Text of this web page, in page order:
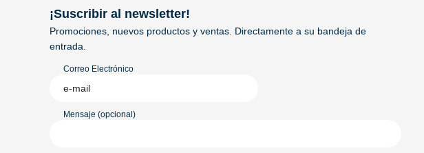
¡Suscribir al newsletter!
Promociones, nuevos productos y ventas. Directamente a su bandeja de
entrada.
Correo Electrónico
Mensaje (opcional)